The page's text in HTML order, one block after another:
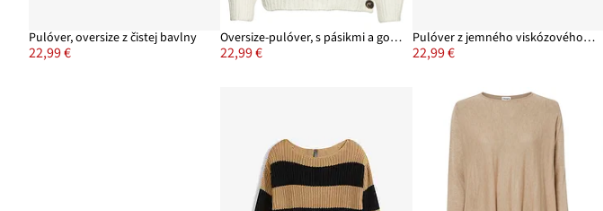
Pulóver, oversize z čistej bavlny
22,99 €
Oversize-pulóver, s pásikmi a gombičkami
22,99 €
Pulóver z jemného viskózového mixu
22,99 €